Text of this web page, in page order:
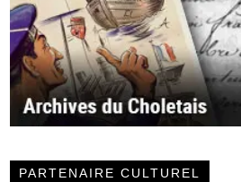
PARTENAIRE CULTUREL